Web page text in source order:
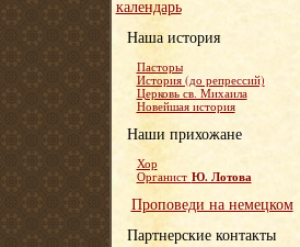
календарь
Наша история
Пасторы
История (до репрессий)
Церковь св. Михаила
Новейшая история
Наши прихожане
Хор
Органист Ю. Лотова
Проповеди на немецком
Партнерские контакты